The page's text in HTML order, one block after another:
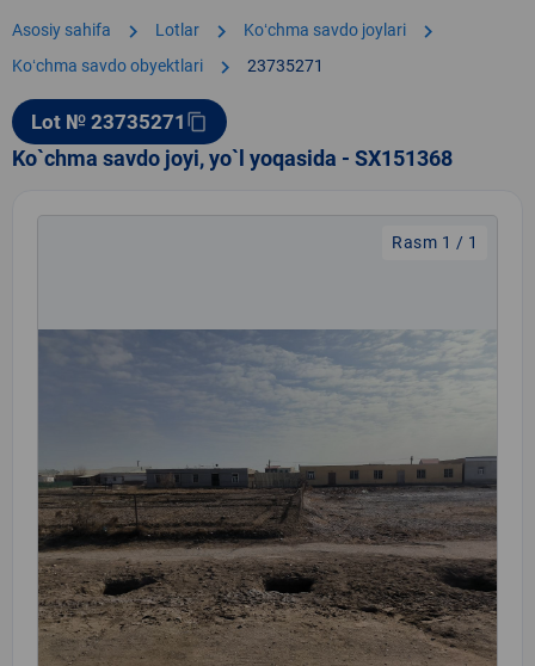
Asosiy sahifa chevron_right Lotlar chevron_right Koʻchma savdo joylari chevron_right
Koʻchma savdo obyektlari chevron_right 23735271
Lot № 23735271 content_copy
Ko`chma savdo joyi, yo`l yoqasida - SX151368
Rasm 1 / 1